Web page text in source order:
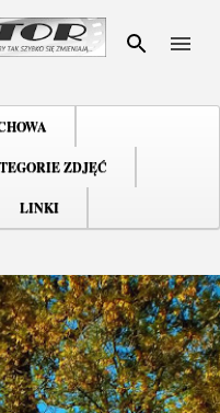
Przejdź do głównej
ZDJĘĆ
LINKI